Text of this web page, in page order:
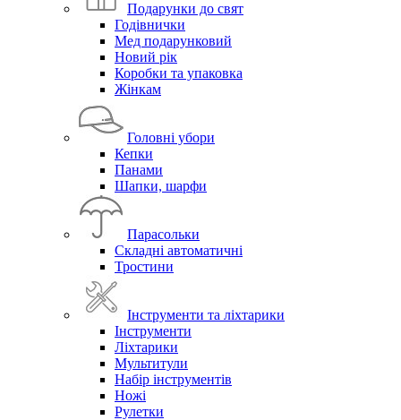
Подарунки до свят
Годівнички
Мед подарунковий
Новий рік
Коробки та упаковка
Жінкам
Головні убори
Кепки
Панами
Шапки, шарфи
Парасольки
Складні автоматичні
Тростини
Інструменти та ліхтарики
Інструменти
Ліхтарики
Мультитули
Набір інструментів
Ножі
Рулетки